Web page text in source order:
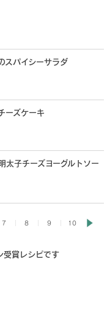
スパイシーサラダ
ーズケーキ
子チーズヨーグルトソー
7 8 9 10
受賞レシピです